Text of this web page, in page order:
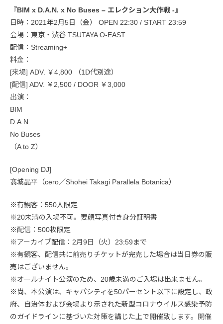
『BIM x D.A.N. x No Buses – エレクション大作戦 -』
日時：2021年2月5日（金） OPEN 22:30 / START 23:59
会場：東京・渋谷 TSUTAYA O-EAST
配信：Streaming+
料金：
[来場] ADV. ￥4,800 （1D代別途）
[配信] ADV. ￥2,500 / DOOR ￥3,000
出演：
BIM
D.A.N.
No Buses
（A to Z）
[Opening DJ]
髙城晶平（cero／Shohei Takagi Parallela Botanica）
※有観客：550人限定
※20未満の入場不可。要顔写真付き身分証明書
※配信：500枚限定
※アーカイブ配信：2月9日（火）23:59まで
※有観客、配信共に前売りチケットが完売した場合は当日券の販
売はございません。
※オールナイト公演のため、20歳未満のご入場は出来ません。
※尚、本公演は、キャパシティを50パーセント以下に設定し、政
府、自治体および会場より示された新型コロナウイルス感染予防
のガイドラインに基づいた対策を講じた上で開催致します。開催